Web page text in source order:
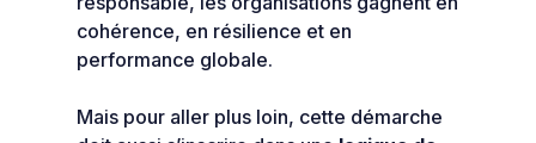
cohérence, en résilience et en
performance globale.
Mais pour aller plus loin, cette démarche